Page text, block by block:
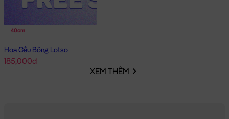
40cm
Hoa Gấu Bông Lotso
185,000đ
XEM THÊM